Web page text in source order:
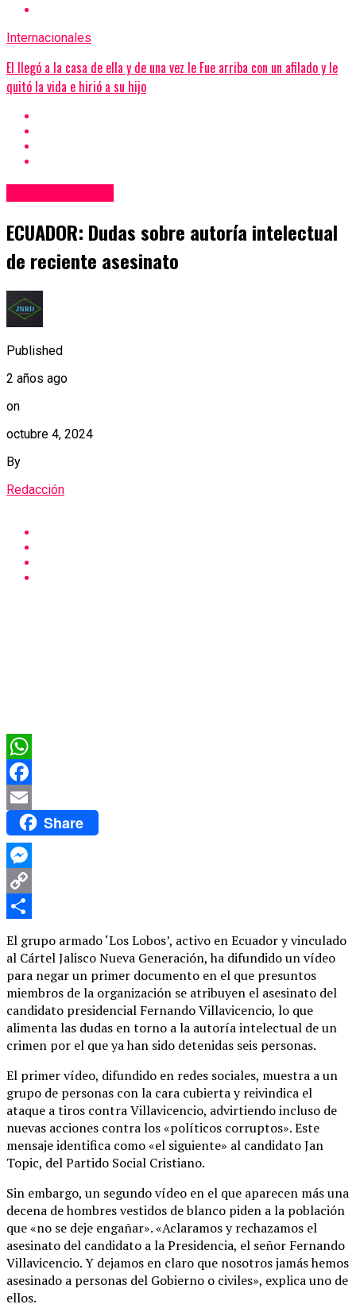
Internacionales
El llegó a la casa de ella y de una vez le Fue arriba con un afilado y le
quitó la vida e hirió a su hijo
ECUADOR: Dudas sobre autoría intelectual
de reciente asesinato
Published
2 años ago
on
octubre 4, 2024
By
Redacción
WhatsApp
Facebook
Email Share
Messenger
Copy
El grupo armado ‘Los Lobos’, activo en Ecuador y vinculado
al Cártel Jalisco Nueva Generación, ha difundido un vídeo
para negar un primer documento en el que presuntos
miembros de la organización se atribuyen el asesinato del
candidato presidencial Fernando Villavicencio, lo que
alimenta las dudas en torno a la autoría intelectual de un
crimen por el que ya han sido detenidas seis personas.
El primer vídeo, difundido en redes sociales, muestra a un
grupo de personas con la cara cubierta y reivindica el
ataque a tiros contra Villavicencio, advirtiendo incluso de
nuevas acciones contra los «políticos corruptos». Este
mensaje identifica como «el siguiente» al candidato Jan
Topic, del Partido Social Cristiano.
Sin embargo, un segundo vídeo en el que aparecen más una
decena de hombres vestidos de blanco piden a la población
que «no se deje engañar». «Aclaramos y rechazamos el
asesinato del candidato a la Presidencia, el señor Fernando
Villavicencio. Y dejamos en claro que nosotros jamás hemos
asesinado a personas del Gobierno o civiles», explica uno de
ellos.